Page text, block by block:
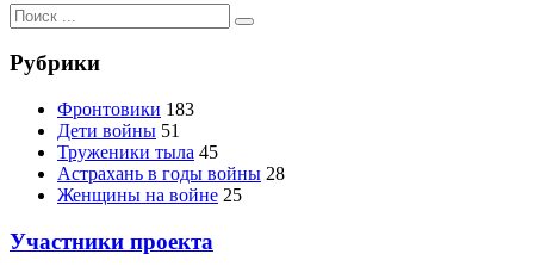
Поиск
для:
Рубрики
Фронтовики 183
Дети войны 51
Труженики тыла 45
Астрахань в годы войны 28
Женщины на войне 25
Участники проекта